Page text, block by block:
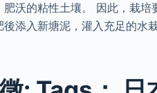
肥沃的粘性土壤。 因此，栽
添入新塘泥，灌入充足的水